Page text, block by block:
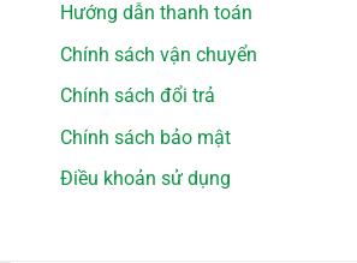
Hướng dẫn thanh toán
Chính sách vận chuyển
Chính sách đổi trả
Chính sách bảo mật
Điều khoản sử dụng